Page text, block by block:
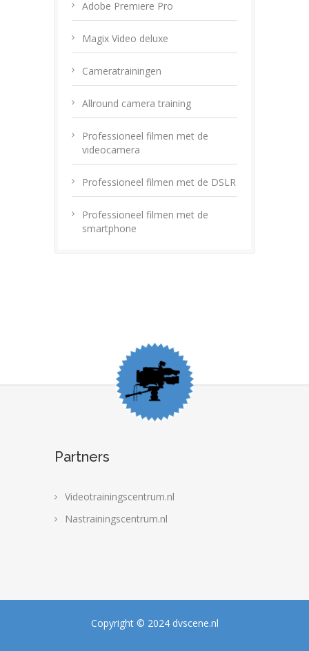
Adobe Premiere Pro
Magix Video deluxe
Cameratrainingen
Allround camera training
Professioneel filmen met de
videocamera
Professioneel filmen met de DSLR
Professioneel filmen met de
smartphone
Partners
Videotrainingscentrum.nl
Nastrainingscentrum.nl
Copyright © 2024 dvscene.nl